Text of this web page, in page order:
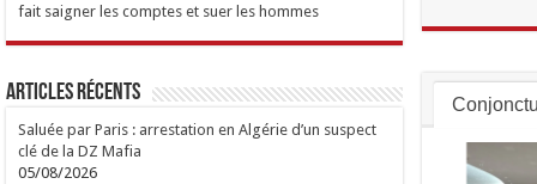
fait saigner les comptes et suer les hommes
Articles Récents
Saluée par Paris : arrestation en Algérie d’un suspect
clé de la DZ Mafia
05/08/2026